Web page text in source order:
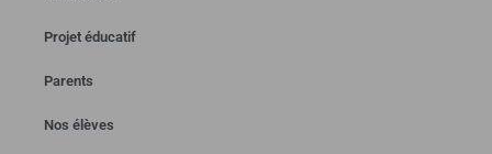
Projet éducatif
Parents
Nos élèves